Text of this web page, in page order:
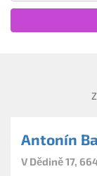
Antonín
V Dědině 17,